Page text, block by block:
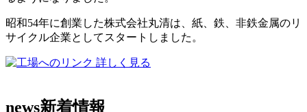
昭和54年に創業した株式会社丸清は、紙、鉄、非鉄金属のリ
サイクル企業としてスタートしました。
詳しく見る
news新着情報